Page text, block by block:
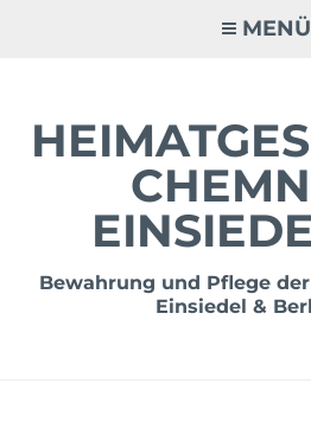
MENÜ
Bewahrung und Pflege
Einsiedel &